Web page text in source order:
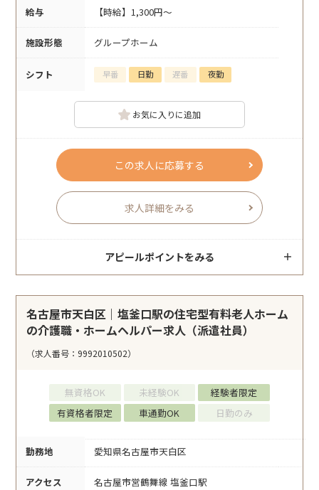
給与 【時給】1,300円～
施設形態 グループホーム
シフト 早番 日勤 遅番 夜勤
お気に入りに追加
この求人に応募する
求人詳細をみる
アピールポイントをみる
名古屋市天白区｜塩釜口駅の住宅型有料老人ホーム
の介護職・ホームヘルパー求人（派遣社員）
（求人番号：9992010502）
無資格OK 未経験OK
経験者限定
有資格者限定
車通勤OK 日勤のみ
勤務地 愛知県名古屋市天白区
アクセス 名古屋市営鶴舞線 塩釜口駅